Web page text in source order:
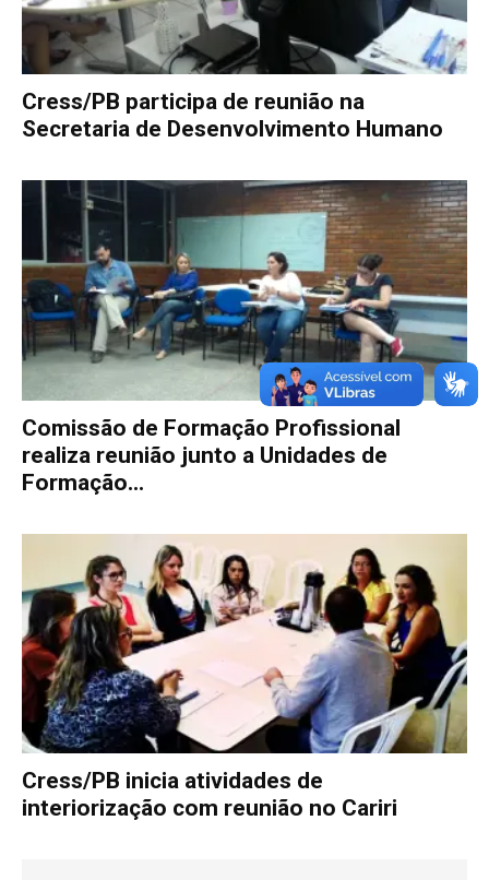
Cress/PB participa de reunião na
Secretaria de Desenvolvimento Humano
Comissão de Formação Profissional
realiza reunião junto a Unidades de
Formação...
Cress/PB inicia atividades de
interiorização com reunião no Cariri